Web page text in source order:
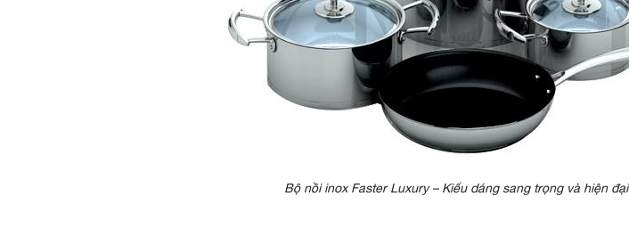
Bộ nồi inox Faster Luxury – Kiểu dáng sang trọng và hiện đại